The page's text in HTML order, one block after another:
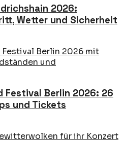
2026:
Wetter und Sicherheit
Berlin 2026: 26
und Tickets